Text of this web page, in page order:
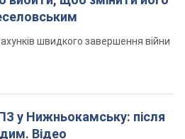
швидкого завершення війни
у Нижньокамську: після
Відео